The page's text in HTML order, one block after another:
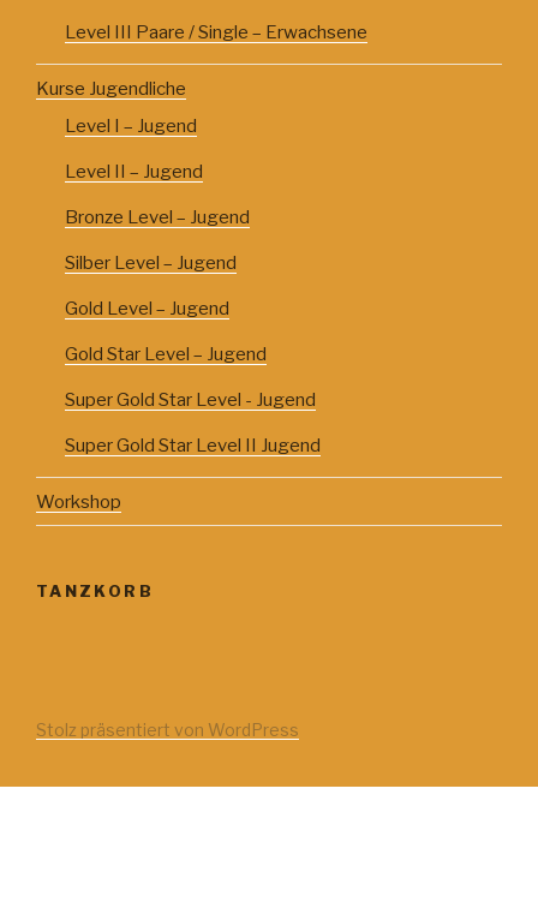
Level III Paare / Single – Erwachsene
Kurse Jugendliche
Level I – Jugend
Level II – Jugend
Bronze Level – Jugend
Silber Level – Jugend
Gold Level – Jugend
Gold Star Level – Jugend
Super Gold Star Level - Jugend
Super Gold Star Level II Jugend
Workshop
TANZKORB
Stolz präsentiert von WordPress